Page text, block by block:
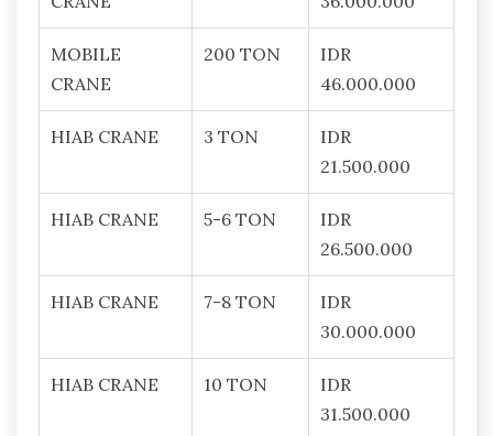
MOBILE
CRANE
200 TON
IDR
46.000.000
HIAB CRANE 3 TON
IDR
21.500.000
HIAB CRANE 5-6 TON
IDR
26.500.000
HIAB CRANE 7-8 TON
IDR
30.000.000
HIAB CRANE 10 TON
IDR
31.500.000